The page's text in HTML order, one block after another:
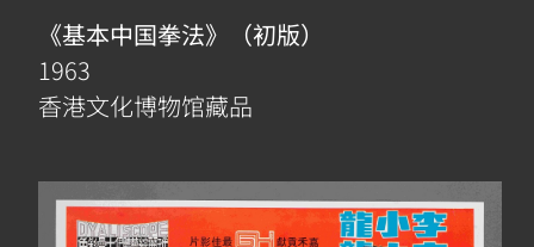
簿
《基本中国拳法》（初版）
1963
香港文化博物馆藏品